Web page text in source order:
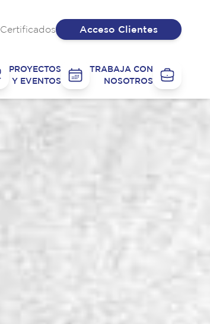
Certificados Acceso Clientes
PROYECTOS
Y EVENTOS
TRABAJA CON
NOSOTROS